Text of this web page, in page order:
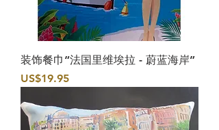
装饰餐巾“法国里维埃拉 - 蔚蓝海岸”
價格
US$19.95